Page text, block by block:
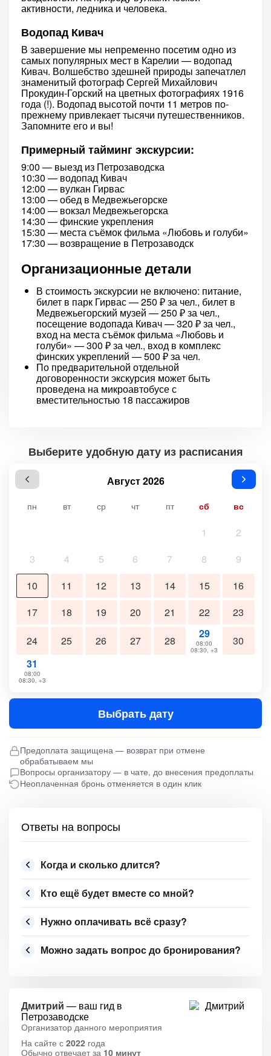
активности, ледника и человека.
Водопад Кивач
В завершение мы непременно посетим одно из
самых популярных мест в Карелии — водопад
Кивач. Волшебство здешней природы запечатлел
знаменитый фотограф Сергей Михайлович
Прокудин-Горский на цветных фотографиях 1916
года (!). Водопад высотой почти 11 метров по-
прежнему привлекает тысячи путешественников.
Запомните его и вы!
Примерный тайминг экскурсии:
9:00 — выезд из Петрозаводска
10:30 — водопад Кивач
12:00 — вулкан Гирвас
13:00 — обед в Медвежьегорске
14:00 — вокзал Медвежьегорска
14:30 — финские укрепления
15:30 — места съёмок фильма «Любовь и голуби»
17:30 — возвращение в Петрозаводск
Организационные детали
В стоимость экскурсии не включено: питание,
билет в парк Гирвас — 250 ₽ за чел., билет в
Медвежьегорский музей — 250 ₽ за чел.,
посещение водопада Кивач — 320 ₽ за чел.,
вход на места съёмок фильма «Любовь и
голуби» — 300 ₽ за чел., вход в комплекс
финских укреплений — 500 ₽ за чел.
По предварительной отдельной
договоренности экскурсия может быть
проведена на микроавтобусе с
вместительностью 18 пассажиров
Выберите удобную дату из расписания
Август 2026
пн вт ср чт пт сб вс
1
2
3
4 5 6 7 8
9
10
11 12 13 14 15
16
17
18 19 20 21 22 23
24 25 26 27 28
29
08:00
08:30, +3
30
31
08:00
08:30, +3
Выбрать дату
Предоплата защищена — возврат при отмене
обрабатываем мы
Вопросы организатору — в чате, до внесения предоплаты
Неоплаченная бронь отменяется в один клик
Ответы на вопросы
Когда и сколько длится?
Кто ещё будет вместе со мной?
Нужно оплачивать всё сразу?
Можно задать вопрос до бронирования?
Дмитрий — ваш гид в
Петрозаводске
Организатор данного мероприятия
На сайте с 2022 года
Обычно отвечает за 10 минут